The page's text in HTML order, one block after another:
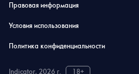
Правовая информация
Условия использования
Политика конфиденциальности
Indicator, 2026 г. 18+